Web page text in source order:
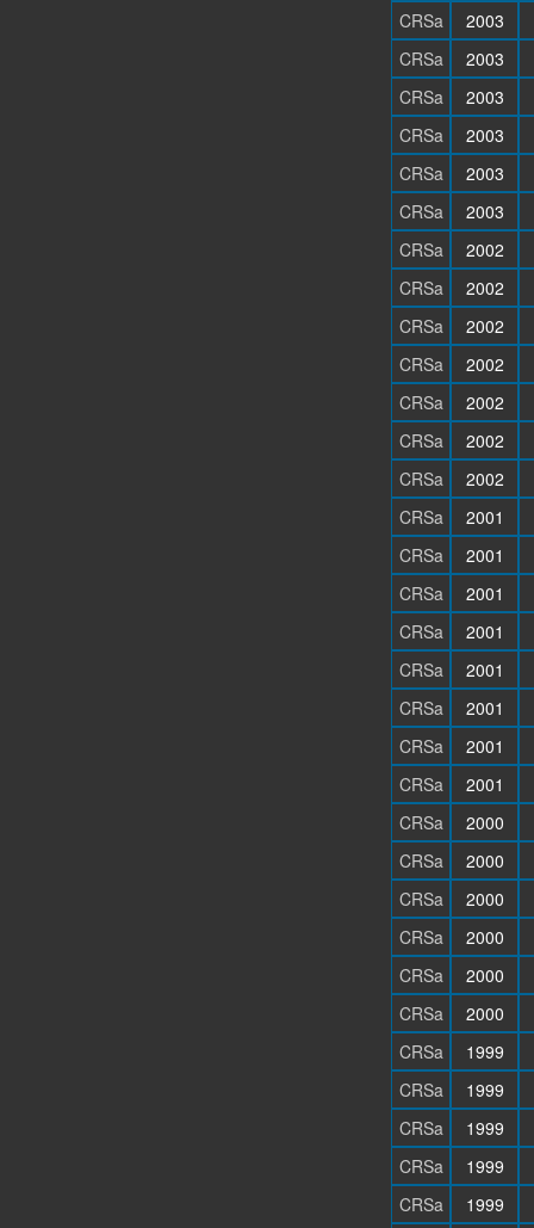
CRSa
2003
CRSa
2003
CRSa
2003
CRSa
2003
CRSa
2003
CRSa
2003
CRSa
2002
CRSa
2002
CRSa
2002
CRSa
2002
CRSa
2002
CRSa
2002
CRSa
2002
CRSa
2001
CRSa
2001
CRSa
2001
CRSa
2001
CRSa
2001
CRSa
2001
CRSa
2001
CRSa
2001
CRSa
2000
CRSa
2000
CRSa
2000
CRSa
2000
CRSa
2000
CRSa
2000
CRSa
1999
CRSa
1999
CRSa
1999
CRSa
1999
CRSa
1999